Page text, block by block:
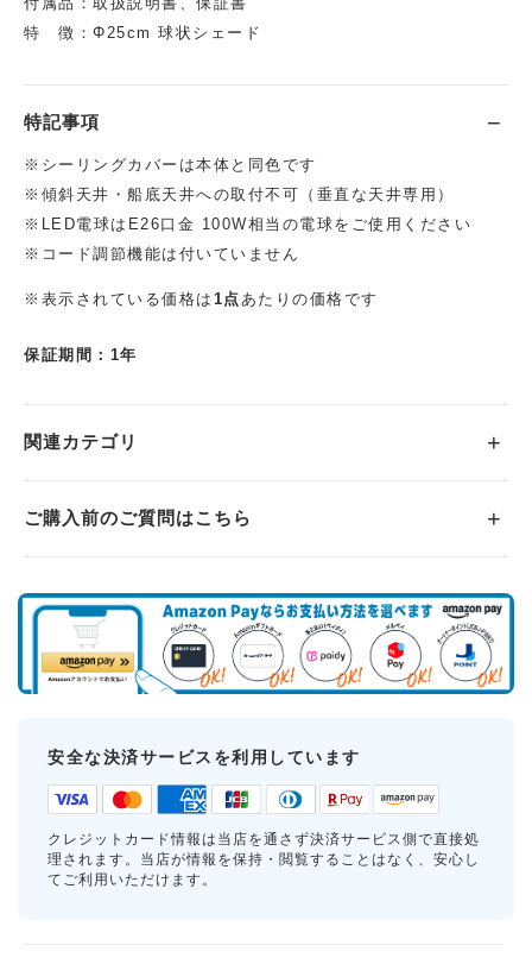
付属品：取扱説明書、保証書
特 徴：Φ25cm 球状シェード
特記事項
※シーリングカバーは本体と同色です
※傾斜天井・船底天井への取付不可（垂直な天井専用）
※LED電球はE26口金 100W相当の電球をご使用ください
※コード調節機能は付いていません
※表示されている価格は 1点あたりの価格です
保証期間：1年
関連カテゴリ
ご購入前のご質問はこちら
安全な決済サービスを利用しています
クレジットカード情報は当店を通さず決済サービス側で直接処
理されます。当店が情報を保持・閲覧することはなく、安心し
てご利用いただけます。